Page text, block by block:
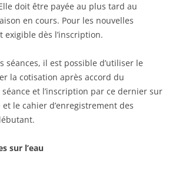
doit être payée au plus tard au
en cours. Pour les nouvelles
exigible dès l’inscription.
séances, il est possible d’utiliser le
la cotisation après accord du
et l’inscription par ce dernier sur
le cahier d’enregistrement des
sur l’eau